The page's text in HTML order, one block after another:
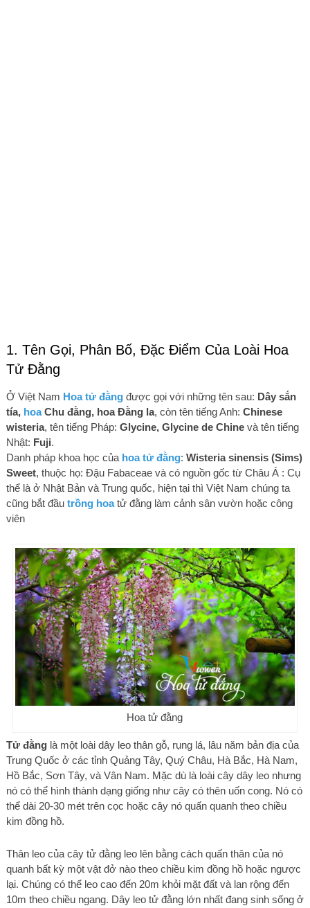
1. Tên Gọi, Phân Bố, Đặc Điểm Của Loài Hoa
Tử Đằng
Ở Việt Nam Hoa tử đằngđược gọi với những tên sau: Dây sắn
tía, hoaChu đằng, hoa Đằng la, còn tên tiếng Anh: Chinese
wisteria, tên tiếng Pháp: Glycine, Glycine de Chine và tên tiếng
Nhật: Fuji.
Danh pháp khoa học của hoa tử đằng: Wisteria sinensis (Sims)
Sweet, thuộc họ: Đậu Fabaceae và có nguồn gốc từ Châu Á : Cụ
thể là ở Nhật Bản và Trung quốc, hiện tại thì Việt Nam chúng ta
cũng bắt đầu trồng hoatử đằng làm cảnh sân vườn hoặc công
viên
Hoa tử đằng
Tử đằnglà một loài dây leo thân gỗ, rụng lá, lâu năm bản địa của
Trung Quốc ở các tỉnh Quảng Tây, Quý Châu, Hà Bắc, Hà Nam,
Hồ Bắc, Sơn Tây, và Vân Nam. Mặc dù là loài cây dây leo nhưng
nó có thể hình thành dạng giống như cây có thên uốn cong. Nó có
thể dài 20-30 mét trên cọc hoặc cây nó quấn quanh theo chiều
kim đồng hồ.
Thân leo của cây tử đằng leo lên bằng cách quấn thân của nó
quanh bất kỳ một vật đở nào theo chiều kim đồng hồ hoặc ngược
lại. Chúng có thể leo cao đến 20m khỏi mặt đất và lan rộng đến
10m theo chiều ngang. Dây leo tử đằng lớn nhất đang sinh sống ở